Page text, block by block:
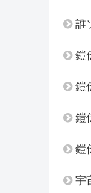
誰
鎧
鎧
鎧
鎧
宇